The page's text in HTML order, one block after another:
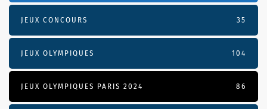
JEUX CONCOURS 35
JEUX OLYMPIQUES 104
JEUX OLYMPIQUES PARIS 2024 86